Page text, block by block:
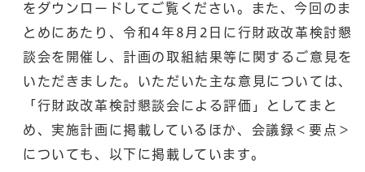
をダウンロードしてご覧ください。また、今回のま
とめにあたり、令和4年8月2日に行財政改革検討懇
談会を開催し、計画の取組結果等に関するご意見を
いただきました。いただいた主な意見については、
「行財政改革検討懇談会による評価」としてまと
め、実施計画に掲載しているほか、会議録＜要点＞
についても、以下に掲載しています。